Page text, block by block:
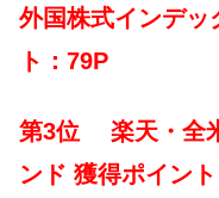
外国株式インデッ
ト：79P
第3位 楽天・全
ンド 獲得ポイン